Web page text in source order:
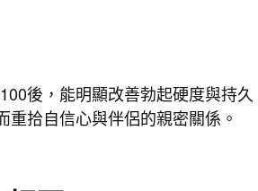
後，能明顯改善勃起硬度與持久
拾自信心與伴侶的親密關係。